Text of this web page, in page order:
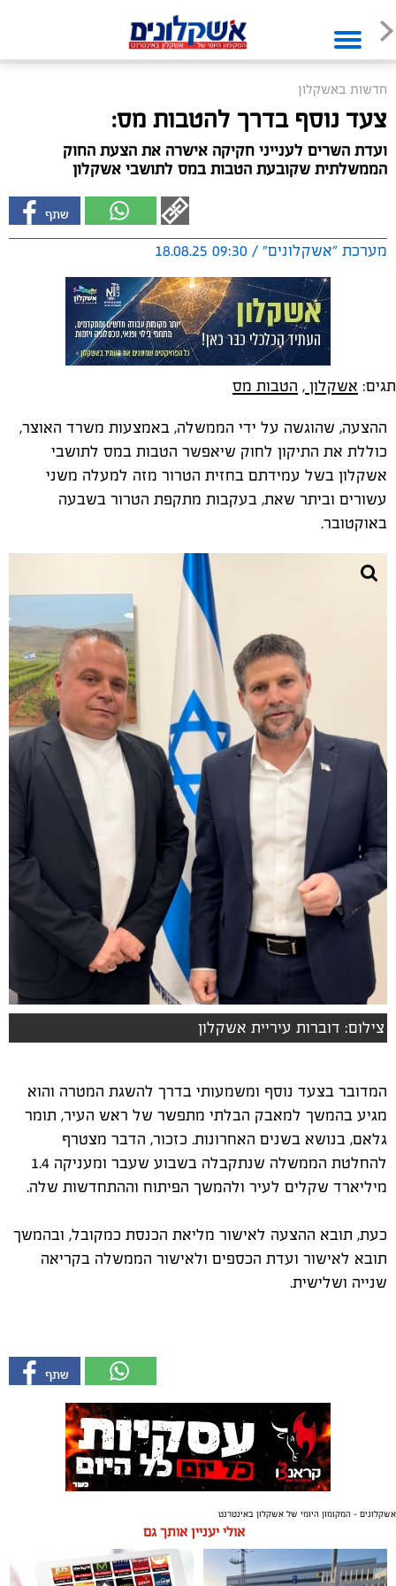
חדשות באשקלון
צעד נוסף בדרך להטבות מס:
ועדת השרים לענייני חקיקה אישרה את הצעת החוק
הממשלתית שקובעת הטבות במס לתושבי אשקלון
מערכת "אשקלונים" / 09:30 18.08.25
תגים: אשקלון , הטבות מס
ההצעה, שהוגשה על ידי הממשלה, באמצעות משרד האוצר,
כוללת את התיקון לחוק שיאפשר הטבות במס לתושבי
אשקלון בשל עמידתם בחזית הטרור מזה למעלה משני
עשורים וביתר שאת, בעקבות מתקפת הטרור בשבעה
באוקטובר.
צילום: דוברות עיריית אשקלון
המדובר בצעד נוסף ומשמעותי בדרך להשגת המטרה והוא
מגיע בהמשך למאבק הבלתי מתפשר של ראש העיר, תומר
גלאם, בנושא בשנים האחרונות. כזכור, הדבר מצטרף
להחלטת הממשלה שנתקבלה בשבוע שעבר ומעניקה 1.4
מיליארד שקלים לעיר ולהמשך הפיתוח וההתחדשות שלה.
כעת, תובא ההצעה לאישור מליאת הכנסת כמקובל, ובהמשך
תובא לאישור ועדת הכספים ולאישור הממשלה בקריאה
שנייה ושלישית.
אשקלונים - המקומון היומי של אשקלון באינטרנט
אולי יעניין אותך גם